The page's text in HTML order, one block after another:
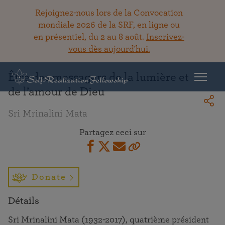
Rejoignez-nous lors de la Convocation
mondiale 2026 de la SRF, en ligne ou
en présentiel, du 2 au 8 août. Inscrivez-
vous dès aujourd'hui.
Retour à la bibliothèque
Être des messagers de la lumière et
de l’amour de Dieu
Sri Mrinalini Mata
Partagez ceci sur
Donate
Détails
Sri Mrinalini Mata (1932-2017), quatrième président